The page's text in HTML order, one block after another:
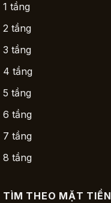
1 tầng
2 tầng
3 tầng
4 tầng
5 tầng
6 tầng
7 tầng
8 tầng
TÌM THEO MẶT TIỀN